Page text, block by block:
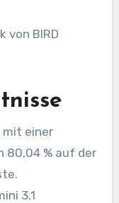
von BIRD
mit einer
80,04 % auf der
3.1